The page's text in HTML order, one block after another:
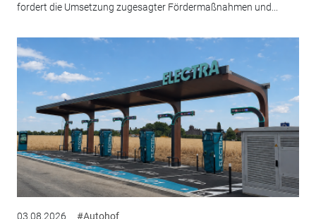
fordert die Umsetzung zugesagter Fördermaßnahmen und...
03.08.2026 #Autohof